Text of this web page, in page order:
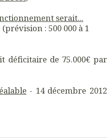
serait...
(prévision : 500 000 à 1
déficitaire de 75.000€ par
- 14 décembre 2012